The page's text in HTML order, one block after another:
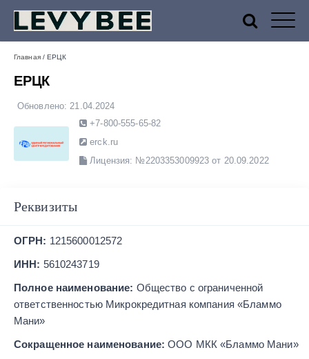
Финансовый маркетплейс
Levybee — лучшие МФО
России
Главная/ЕРЦК
ЕРЦК
+7-800-555-65-82
erck.ru
Лицензия: №2203353009923 от 20.09.2022
Обновлено: 21.04.2024
Реквизиты
ОГРН: 1215600012572
ИНН: 5610243719
Полное наименование: Общество с ограниченной
ответственностью Микрокредитная компания «Бламмо
Мани»
Сокращенное наименование: ООО МКК «Бламмо Мани»